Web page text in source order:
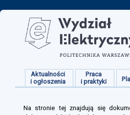
Aktualności
i ogłoszenia
Praca
i praktyki
Na stronie tej znajdują się